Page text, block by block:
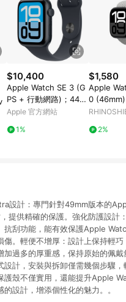
$10,400
Apple Watch SE 3 (G
PS + 行動網路)；44
公釐午夜色鋁金屬錶
- S/M
Apple 官方網站
1%
$1,580
Apple
0
h 專用編
2%
設計：專門針對49mm版本的
提供精確的保護。強化防護設計
抗刮功能，能有效保護Apple
傷。輕便不增厚：設計上保持輕
加過多的厚重感，保持原始的佩
設計，安裝與拆卸僅需幾個步驟
護殼不僅實用，還能提升Apple
設計，增添個性化的魅力。。